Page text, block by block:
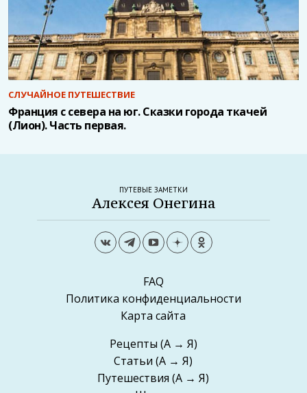
СЛУЧАЙНОЕ ПУТЕШЕСТВИЕ
Франция с севера на юг. Сказки города ткачей
(Лион). Часть первая.
ПУТЕВЫЕ ЗАМЕТКИ
Алексея Онегина
FAQ
Политика конфиденциальности
Карта сайта
Рецепты (А → Я)
Статьи (А → Я)
Путешествия (А → Я)